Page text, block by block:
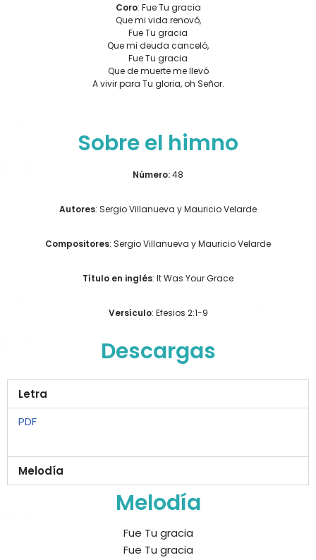
Coro: Fue Tu gracia
Que mi vida renovó,
Fue Tu gracia
Que mi deuda canceló,
Fue Tu gracia
Que de muerte me llevó
A vivir para Tu gloria, oh Señor.
Sobre el himno
Número:48
Autores: Sergio Villanueva y Mauricio Velarde
Compositores: Sergio Villanueva y Mauricio Velarde
Título en inglés: It Was Your Grace
Versículo: Efesios 2:1-9
Descargas
Letra
PDF
Melodía
Melodía
Fue Tu gracia
Fue Tu gracia